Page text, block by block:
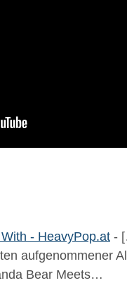
- HeavyPop.at -
aufgenommener
Bear Meets…